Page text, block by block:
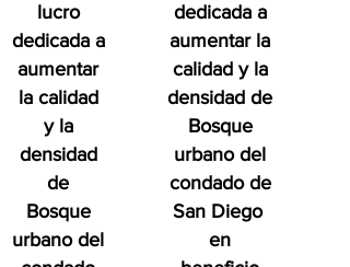
lucro
dedicada a
aumentar
la calidad
y la
densidad
de
Bosque
urbano del
dedicada a
aumentar la
calidad y la
densidad de
Bosque
urbano del
condado de
San Diego
en